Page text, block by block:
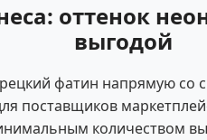
оттенок
выгодой
фатин напрямую со
поставщиков
количеством